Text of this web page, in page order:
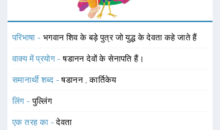
परिभाषा - भगवान शिव के बड़े पुत्र जो युद्ध के देवता कहे जाते हैं
वाक्य में प्रयोग -षडानन देवों के सेनापति हैं।
समानार्थी शब्द -षडानन ,कार्तिकेय
लिंग -पुल्लिंग
एक तरह का -देवता